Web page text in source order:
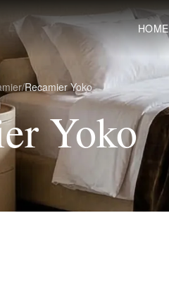
HOME
/Recamier Yoko
Yoko